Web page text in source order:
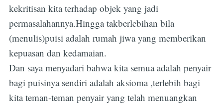
kekritisan kita terhadap objek yang jadi
permasalahannya.Hingga takberlebihan bila
(menulis)puisi adalah rumah jiwa yang memberikan
kepuasan dan kedamaian.
Dan saya menyadari bahwa kita semua adalah penyair
bagi puisinya sendiri adalah aksioma ,terlebih bagi
kita teman-teman penyair yang telah menuangkan